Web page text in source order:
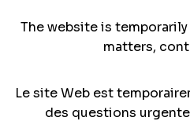
The website is
matters,
Le site Web est
des questions